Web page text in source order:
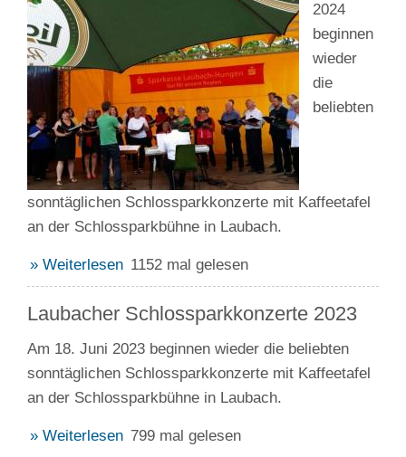
2024
beginnen
wieder
die
beliebten
sonntäglichen Schlossparkkonzerte mit Kaffeetafel
an der Schlossparkbühne in Laubach.
» Weiterlesen 1152 mal gelesen
Laubacher Schlossparkkonzerte 2023
Am 18. Juni 2023 beginnen wieder die beliebten
sonntäglichen Schlossparkkonzerte mit Kaffeetafel
an der Schlossparkbühne in Laubach.
» Weiterlesen 799 mal gelesen